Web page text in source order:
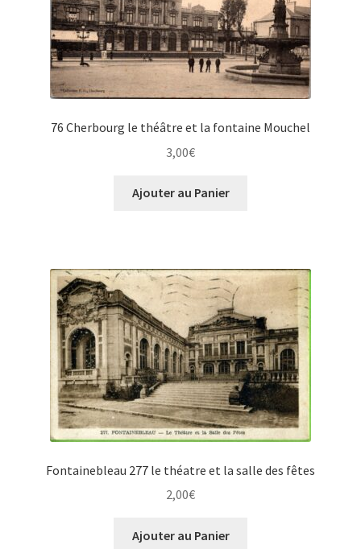
76 Cherbourg le théâtre et la fontaine Mouchel
3,00€
Ajouter au Panier
Fontainebleau 277 le théatre et la salle des fêtes
2,00€
Ajouter au Panier